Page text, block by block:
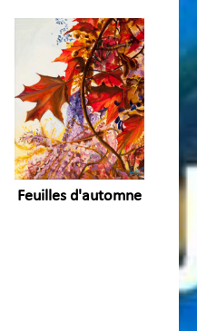
Feuilles d'automne